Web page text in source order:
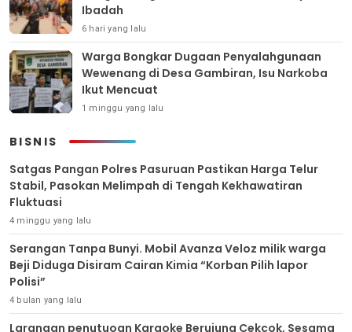
Ibadah
6 hari yang lalu
Warga Bongkar Dugaan Penyalahgunaan
Wewenang di Desa Gambiran, Isu Narkoba
Ikut Mencuat
1 minggu yang lalu
BISNIS
Satgas Pangan Polres Pasuruan Pastikan Harga Telur
Stabil, Pasokan Melimpah di Tengah Kekhawatiran
Fluktuasi
4 minggu yang lalu
Serangan Tanpa Bunyi. Mobil Avanza Veloz milik warga
Beji Diduga Disiram Cairan Kimia “Korban Pilih lapor
Polisi”
4 bulan yang lalu
Larangan penutuoan Karaoke Berujung Cekcok, Sesama